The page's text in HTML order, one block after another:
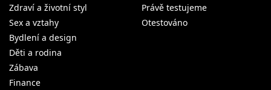
Zdraví a životní styl
Sex a vztahy
Bydlení a design
Děti a rodina
Zábava
Finance
Právě testujeme
Otestováno